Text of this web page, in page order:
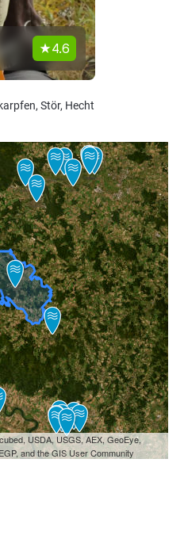
4.6
Stör, Hecht
USDA, USGS, AEX, GeoEye,
and the GIS User Community